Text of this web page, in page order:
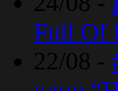
Full Of
22/08 -